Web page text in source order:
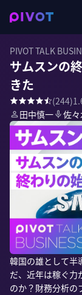
PIVOT TALK
サムスンの
きた
(244)
田中慎一
佐
韓国の雄として半
だ、近年は稼ぐ力
のか？財務分析の